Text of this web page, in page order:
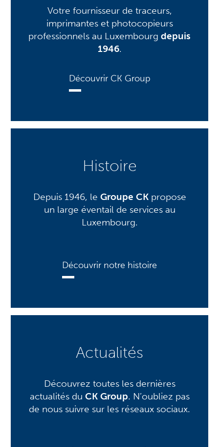
Votre fournisseur de traceurs,
imprimantes et photocopieurs
professionnels au Luxembourg depuis
1946.
Découvrir CK Group
Histoire
Depuis 1946, le Groupe CKpropose
un large éventail de services au
Luxembourg.
Découvrir notre histoire
Actualités
Découvrez toutes les dernières
actualités du CK Group. N’oubliez pas
de nous suivre sur les réseaux sociaux.